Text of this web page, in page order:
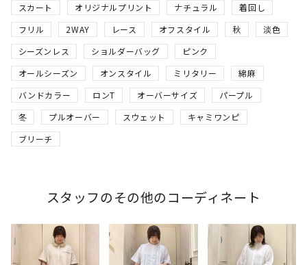
スカート
オリジナルプリント ナチュラル
着回し
フリル
2WAY レース オフスタイル 秋
淡色
シーズンレス
ショルダーバッグ
ピンク
オールシーズン
オンスタイル ミリタリー
綿麻
バンドカラー
ロンT オーバーサイズ
パープル
冬
プルオーバー スウェット
キャミワンピ
ブリーチ
スタッフのその他のコーディネート